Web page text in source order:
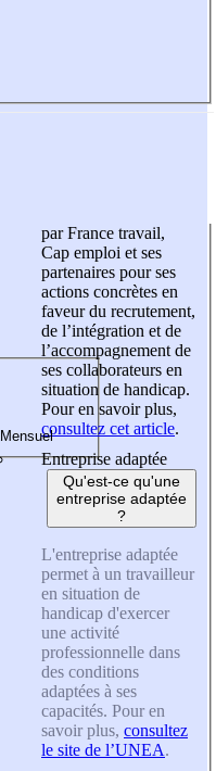
par France travail,
Cap emploi et ses
partenaires pour ses
actions concrètes en
faveur du recrutement,
de l’intégration et de
l’accompagnement de
ses collaborateurs en
situation de handicap.
Pour en savoir plus,
consultez cet article.
Entreprise adaptée
Qu'est-ce qu'une
entreprise adaptée
?
L'entreprise adaptée
permet à un travailleur
en situation de
handicap d'exercer
une activité
professionnelle dans
des conditions
adaptées à ses
capacités. Pour en
savoir plus, consultez
le site de l’UNEA.